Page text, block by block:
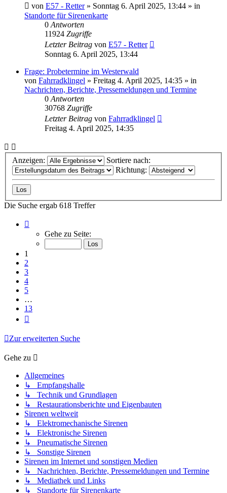
von E57 - Retter» Sonntag 6. April 2025, 13:44 » in
Standorte für Sirenenkarte
0 Antworten
11924 Zugriffe
Letzter Beitrag von E57 - Retter
Sonntag 6. April 2025, 13:44
Frage: Probetermine im Westerwald
von Fahrradklingel » Freitag 4. April 2025, 14:35 » in
Nachrichten, Berichte, Pressemeldungen und Termine
0 Antworten
30768 Zugriffe
Letzter Beitrag von Fahrradklingel
Freitag 4. April 2025, 14:35
Anzeigen:
Sortiere nach:
Richtung:
Die Suche ergab 618 Treffer
von
Gehe zu Seite:
1
2
3
4
5
…
13
Zur erweiterten Suche
Gehe zu
Allgemeines
↳ Empfangshalle
↳ Technik und Grundlagen
↳ Restaurationsberichte und Eigenbauten
Sirenen weltweit
↳ Elektromechanische Sirenen
↳ Elektronische Sirenen
↳ Pneumatische Sirenen
↳ Sonstige Sirenen
Sirenen im Internet und sonstigen Medien
↳ Nachrichten, Berichte, Pressemeldungen und Termine
↳ Mediathek und Links
↳ Standorte für Sirenenkarte